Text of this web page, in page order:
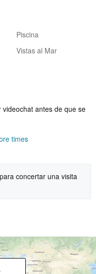
Piscina
Vistas al Mar
antes de que se
times
para concertar una visita